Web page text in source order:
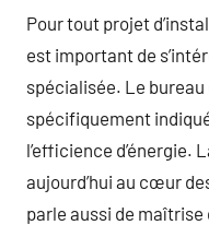
Pour tout projet
est important de
spécialisée. Le
spécifiquement
l’efficience d’énergie.
aujourd’hui au cœur
parle aussi de